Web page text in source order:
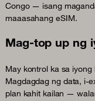
Congo — isang
maaasahang eSIM.
Mag-top up ng
May kontrol ka sa
Magdagdag ng data, i-
plan kahit kailan —